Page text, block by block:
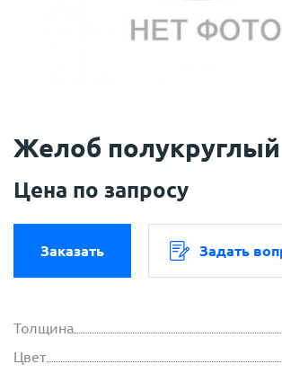
Желоб полукруглый
Цена по запросу
Заказать Задать
Толщина
Цвет